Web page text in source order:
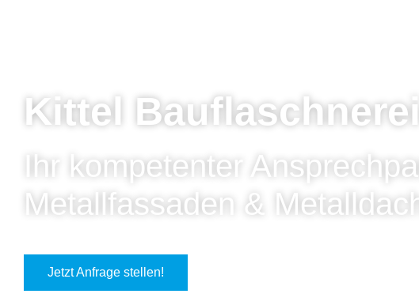
Kittel Bauflaschnerei
Ihr kompetenter
Metallfassaden &
Jetzt Anfrage stellen!